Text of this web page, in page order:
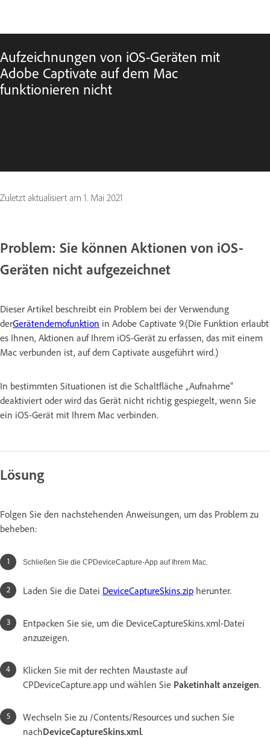
Aufzeichnungen von iOS-Geräten mit
Adobe Captivate auf dem Mac
funktionieren nicht
Zuletzt aktualisiert am 1. Mai 2021
Problem: Sie können Aktionen von iOS-
Geräten nicht aufgezeichnet
Dieser Artikel beschreibt ein Problem bei der Verwendung
derGerätendemofunktion in Adobe Captivate 9.(Die Funktion erlaubt
es Ihnen, Aktionen auf Ihrem iOS-Gerät zu erfassen, das mit einem
Mac verbunden ist, auf dem Captivate ausgeführt wird.)
In bestimmten Situationen ist die Schaltfläche „Aufnahme“
deaktiviert oder wird das Gerät nicht richtig gespiegelt, wenn Sie
ein iOS-Gerät mit Ihrem Mac verbinden.
Lösung
Folgen Sie den nachstehenden Anweisungen, um das Problem zu
beheben:
Schließen Sie die CPDeviceCapture-App auf Ihrem Mac.
Laden Sie die Datei DeviceCaptureSkins.zip herunter.
Entpacken Sie sie, um die DeviceCaptureSkins.xml-Datei
anzuzeigen.
Klicken Sie mit der rechten Maustaste auf
CPDeviceCapture.app und wählen Sie Paketinhalt anzeigen.
Wechseln Sie zu /Contents/Resources und suchen Sie
nachDeviceCaptureSkins.xml.